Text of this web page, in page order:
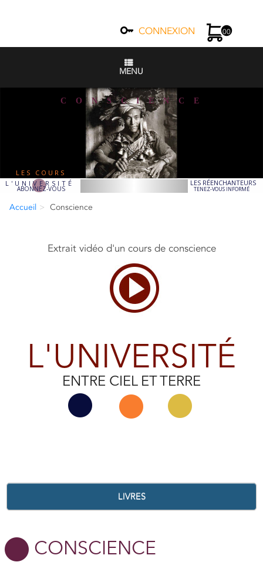
CONNEXION 00
MENU
C O N S C I E N C E
L'UNIVERSITÉ
ABONNEZ-VOUS
LES RÉENCHANTEURS
TENEZ-VOUS INFORMÉ
LES COURS
Accueil Conscience
Extrait vidéo d'un cours de conscience
L'UNIVERSITÉ
ENTRE CIEL ET TERRE
LIVRES
CONSCIENCE